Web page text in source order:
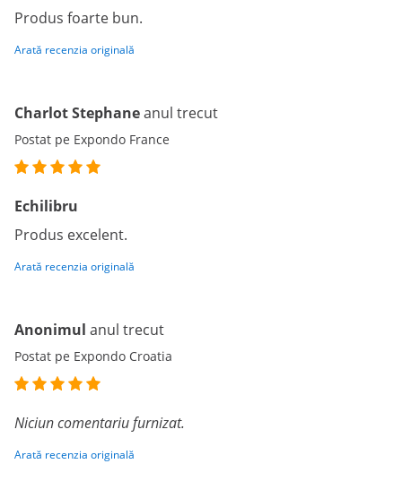
Produs foarte bun.
Arată recenzia originală
Charlot Stephaneanul trecut
Postat pe Expondo France
Echilibru
Produs excelent.
Arată recenzia originală
Anonimul anul trecut
Postat pe Expondo Croatia
Niciun comentariu furnizat.
Arată recenzia originală